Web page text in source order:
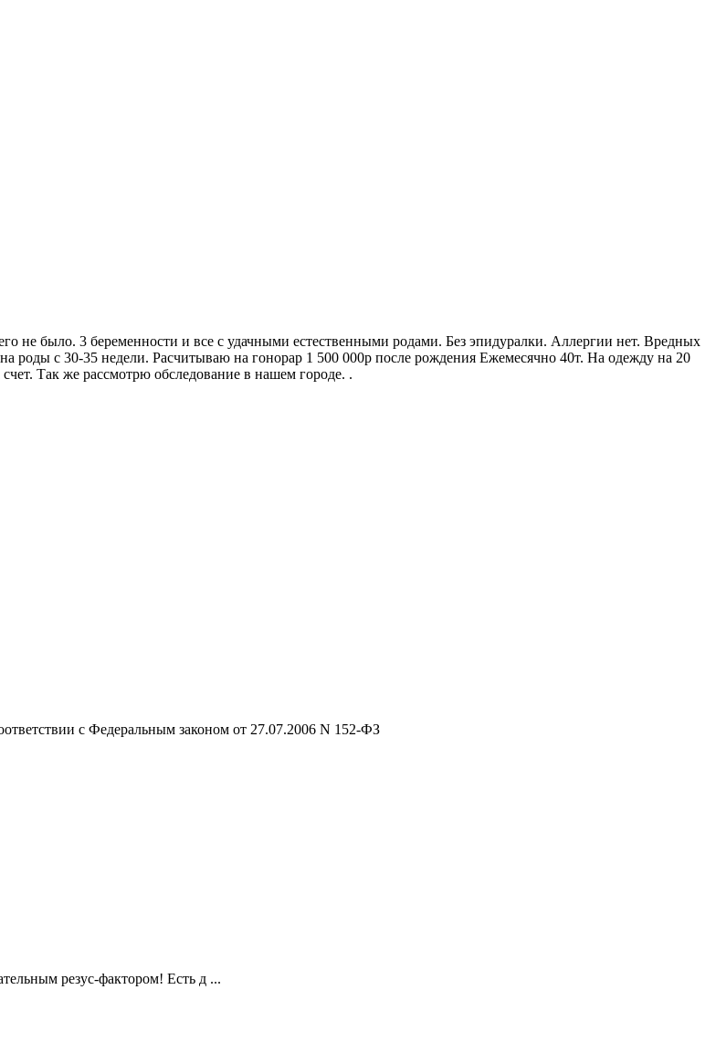
не было. 3 беременности и все с удачными естественными родами. Без эпидуралки. Аллергии нет. Вредных
роды с 30-35 недели. Расчитываю на гонорар 1 500 000р после рождения Ежемесячно 40т. На одежду на 20
Так же рассмотрю обследование в нашем городе. .
с Федеральным законом от 27.07.2006 N 152-ФЗ
резус-фактором! Есть д ...